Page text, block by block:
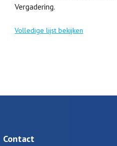
Vergadering.
Volledige lijst bekijken
Contact